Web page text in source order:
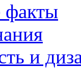
факты
и